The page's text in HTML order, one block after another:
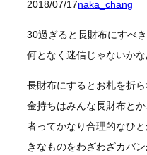
2018/07/17naka_chang
30過ぎると長財布にすべ
何となく迷信じゃないかな
長財布にするとお札を折
金持ちはみんな長財布と
者ってかなり合理的なひ
きなものをわざわざカバ